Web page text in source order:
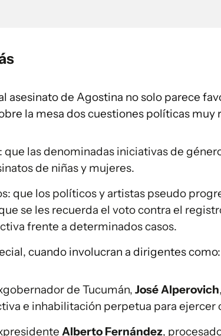
asesinato de Agostina no solo parece
la mesa dos cuestiones políticas muy
que las denominadas iniciativas de
de niñas y mujeres.
que los políticos y artistas pseudo
se les recuerda el voto contra el
frente a determinados casos.
cuando involucran a dirigentes como:
de Tucumán, José Alperovich
e inhabilitación perpetua para ejercer
Alberto Fernández,